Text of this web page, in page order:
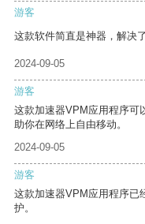
游客
这款软件简直是神器，解决
2024-09-05
游客
这款加速器VPM应用程序可
助你在网络上自由移动。
2024-09-05
游客
这款加速器VPM应用程序已
护。